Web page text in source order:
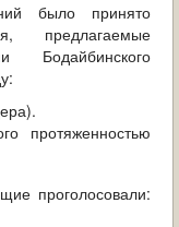
было принято
предлагаемые
протяженностью
проголосовали: